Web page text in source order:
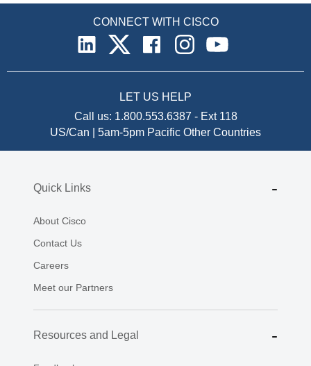
CONNECT WITH CISCO
LET US HELP
Call us: 1.800.553.6387 - Ext 118
US/Can | 5am-5pm Pacific Other Countries